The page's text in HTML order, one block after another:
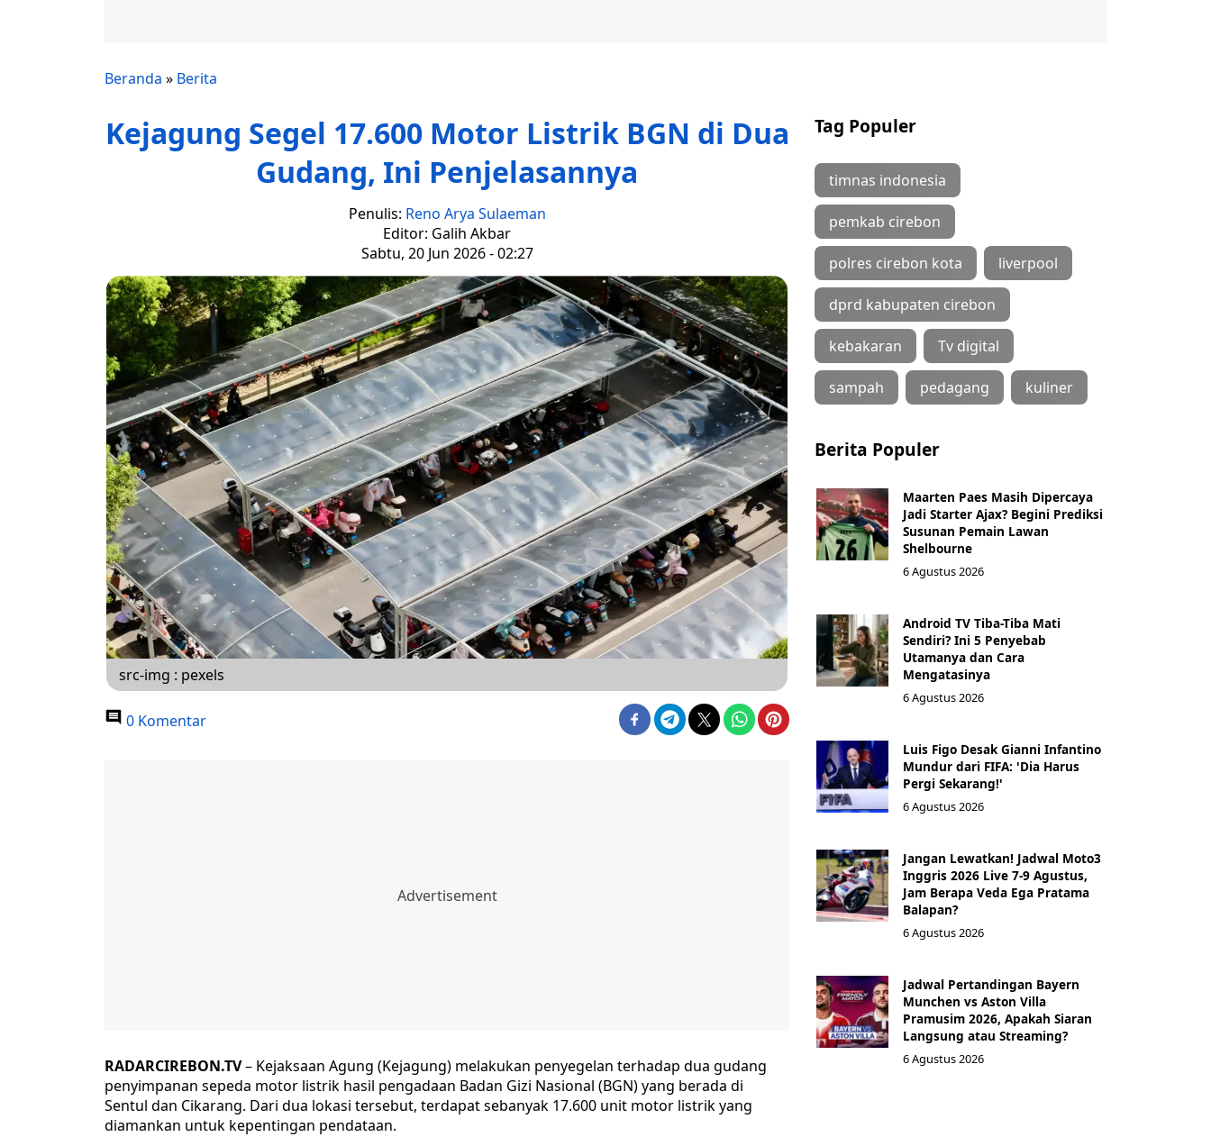
Beranda » Berita
Kejagung Segel 17.600 Motor Listrik BGN di Dua
Gudang, Ini Penjelasannya
Penulis: Reno Arya Sulaeman
Editor: Galih Akbar
Sabtu, 20 Jun 2026 - 02:27
src-img : pexels
0 Komentar
RADARCIREBON.TV– Kejaksaan Agung (Kejagung) melakukan penyegelan terhadap dua gudang
penyimpanan sepeda motor listrik hasil pengadaan Badan Gizi Nasional (BGN) yang berada di
Sentul dan Cikarang. Dari dua lokasi tersebut, terdapat sebanyak 17.600 unit motor listrik yang
diamankan untuk kepentingan pendataan.
Tag Populer
timnas indonesia
pemkab cirebon
polres cirebon kota liverpool
dprd kabupaten cirebon
kebakaran Tv digital
sampah pedagang kuliner
Berita Populer
Maarten Paes Masih Dipercaya
Jadi Starter Ajax? Begini Prediksi
Susunan Pemain Lawan
Shelbourne
6 Agustus 2026
Android TV Tiba-Tiba Mati
Sendiri? Ini 5 Penyebab
Utamanya dan Cara
Mengatasinya
6 Agustus 2026
Luis Figo Desak Gianni Infantino
Mundur dari FIFA: 'Dia Harus
Pergi Sekarang!'
6 Agustus 2026
Jangan Lewatkan! Jadwal Moto3
Inggris 2026 Live 7-9 Agustus,
Jam Berapa Veda Ega Pratama
Balapan?
6 Agustus 2026
Jadwal Pertandingan Bayern
Munchen vs Aston Villa
Pramusim 2026, Apakah Siaran
Langsung atau Streaming?
6 Agustus 2026